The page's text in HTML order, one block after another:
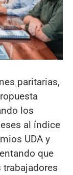
paritarias,
los
al índice
UDA y
que